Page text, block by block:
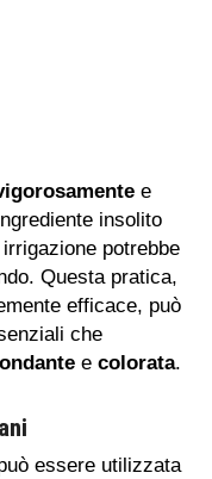
e
insolito
potrebbe
Questa pratica,
efficace, può
che
ecolorata.
essere utilizzata